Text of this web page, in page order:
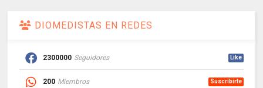
DIOMEDISTAS EN REDES
2300000 Seguidores Like
200 Miembros Suscribirte